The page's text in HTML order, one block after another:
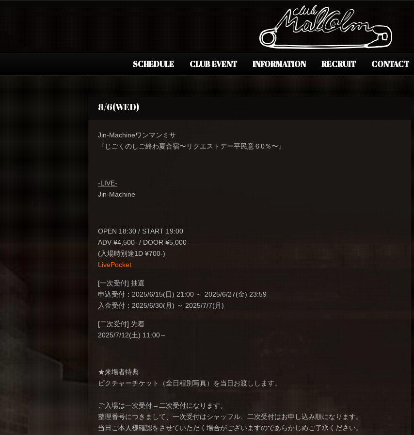
SCHEDULE CLUB EVENT INFORMATION RECRUIT CONTACT
8/6(WED)
Jin-Machineワンマンミサ
『じごくのしご終わ夏合宿〜リクエストデー平民意６0％〜』
-LIVE-
Jin-Machine
OPEN 18:30 / START 19:00
ADV ¥4,500- / DOOR ¥5,000-
(入場時別途1D ¥700-)
LivePocket
[一次受付] 抽選
申込受付：2025/6/15(日) 21:00 ～ 2025/6/27(金) 23:59
入金受付：2025/6/30(月) ～ 2025/7/7(月)
[二次受付] 先着
2025/7/12(土) 11:00～
★来場者特典
ピクチャーチケット（全日程別写真）を当日お渡しします。
ご入場は一次受付→二次受付になります。
整理番号につきまして、一次受付はシャッフル、二次受付はお申し込み順になります。
当日ご本人様確認をさせていただく場合がございますのであらかじめご了承ください。